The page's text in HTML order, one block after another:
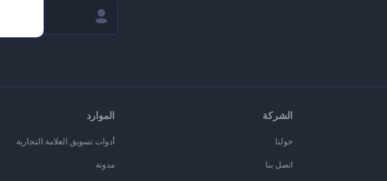
الشركة
حولنا
اتصل بنا
الموارد
أدوات تسويق العلامة التجارية
مدونة